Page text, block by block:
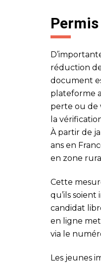
réduction de
document
plateforme
perte ou de
la
À partir de
ans en
en zone
Cette
qu’ils
candidat
en ligne
via le
Les jeunes